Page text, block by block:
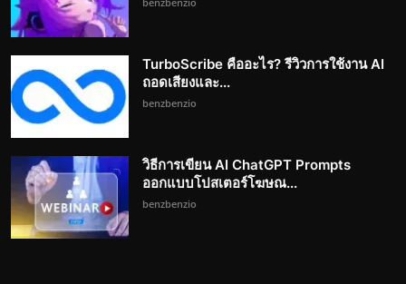
TurboScribe คืออะไร? รีวิวการใช้งาน AI
ถอดเสียงและ...
benzbenzio
วิธีการเขียน AI ChatGPT Prompts
ออกแบบโปสเตอร์โฆษณ...
benzbenzio